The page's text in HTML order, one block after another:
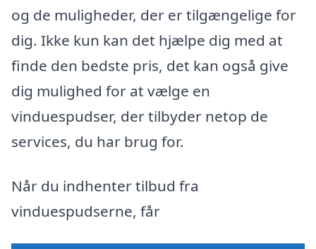
og de muligheder, der er tilgængelige for
dig. Ikke kun kan det hjælpe dig med at
finde den bedste pris, det kan også give
dig mulighed for at vælge en
vinduespudser, der tilbyder netop de
services, du har brug for.
Når du indhenter tilbud fra
vinduespudserne, får